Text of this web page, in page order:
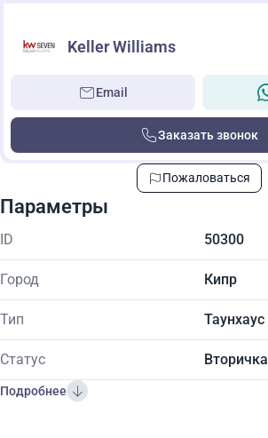
Keller Williams
Email
Заказать звонок
Пожаловаться
Параметры
ID 50300
Город Кипр
Тип Таунхаус
Статус Вторичка
Подробнее